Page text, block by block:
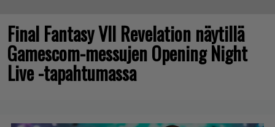
Final Fantasy VII Revelation näytillä
Gamescom-messujen Opening Night
Live -tapahtumassa